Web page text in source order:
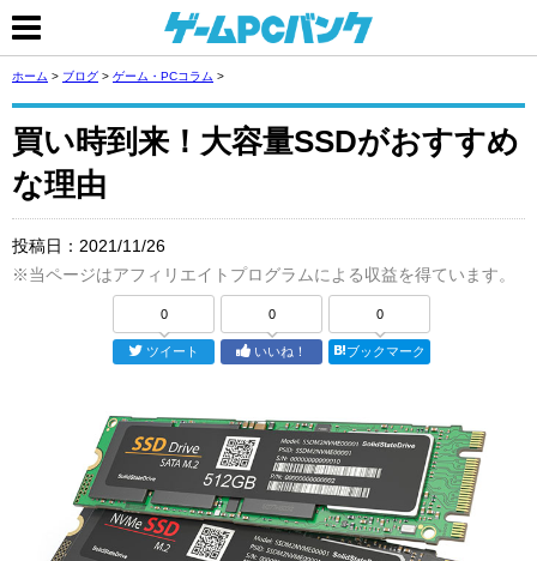
ホーム > ブログ > ゲーム・PCコラム >
買い時到来！大容量SSDがおすすめ
な理由
投稿日： 2021/11/26
※当ページはアフィリエイトプログラムによる収益を得ています。
0
ツイート
0
いいね！
0
ブックマーク